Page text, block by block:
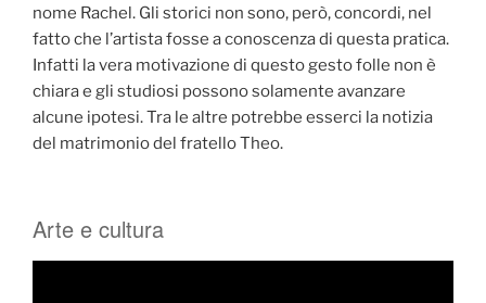
nome Rachel. Gli storici non sono, però, concordi, nel
fatto che l’artista fosse a conoscenza di questa pratica.
Infatti la vera motivazione di questo gesto folle non è
chiara e gli studiosi possono solamente avanzare
alcune ipotesi. Tra le altre potrebbe esserci la notizia
del matrimonio del fratello Theo.
Arte e cultura